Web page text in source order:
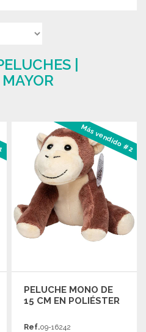
|
Más vendido #2
PELUCHE MONO DE
15 CM EN POLIÉSTER
Ref.09-16242